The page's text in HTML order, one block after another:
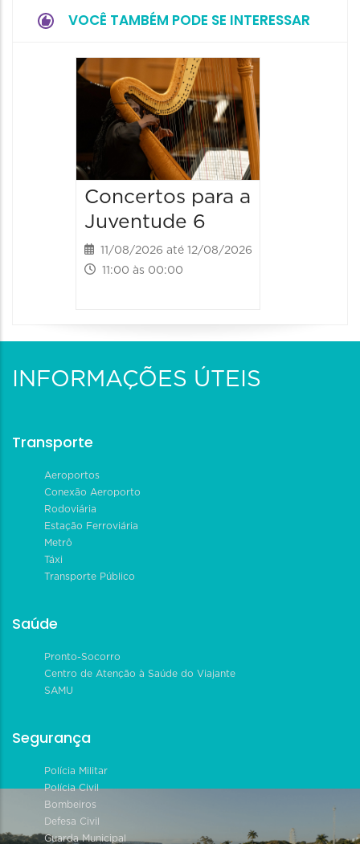
VOCÊ TAMBÉM PODE SE INTERESSAR
Concertos para a
Juventude 6
11/08/2026 até 12/08/2026
11:00 às 00:00
INFORMAÇÕES ÚTEIS
Transporte
Aeroportos
Conexão Aeroporto
Rodoviária
Estação Ferroviária
Metrô
Táxi
Transporte Público
Saúde
Pronto-Socorro
Centro de Atenção à Saúde do Viajante
SAMU
Segurança
Polícia Militar
Polícia Civil
Bombeiros
Defesa Civil
Guarda Municipal